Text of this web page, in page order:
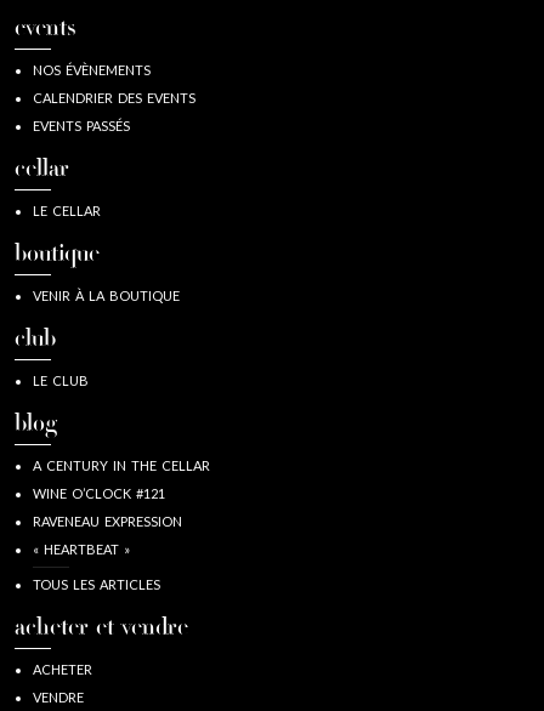
events
NOS ÉVÈNEMENTS
CALENDRIER DES EVENTS
EVENTS PASSÉS
cellar
LE CELLAR
boutique
VENIR À LA BOUTIQUE
club
LE CLUB
blog
A CENTURY IN THE CELLAR
WINE O’CLOCK #121
RAVENEAU EXPRESSION
« HEARTBEAT »
TOUS LES ARTICLES
acheter et vendre
ACHETER
VENDRE